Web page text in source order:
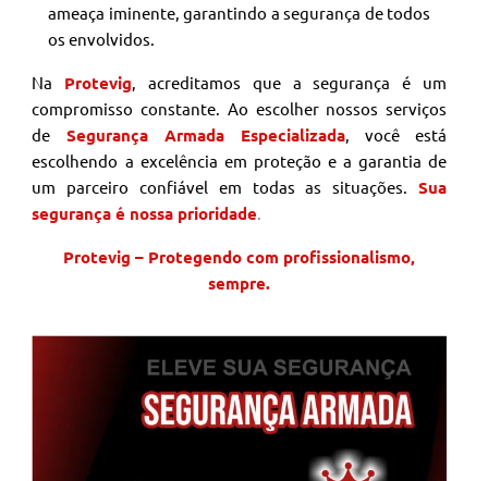
ameaça iminente, garantindo a segurança de todos
os envolvidos.
Na Protevig , acreditamos que a segurança é um
compromisso constante. Ao escolher nossos serviços
de
Segurança Armada Especializada, você está
escolhendo a excelência em proteção e a garantia de
um parceiro confiável em todas as situações.
Sua
segurança é nossa prioridade
Protevig – Protegendo com profissionalismo,
sempre.